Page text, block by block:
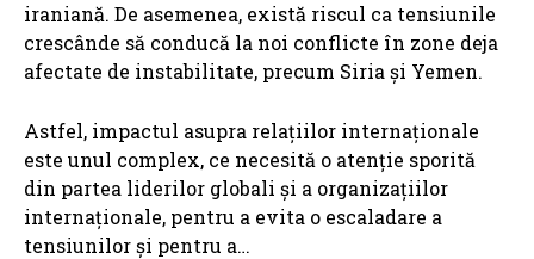
iraniană. De asemenea, există riscul ca tensiunile
crescânde să conducă la noi conflicte în zone deja
afectate de instabilitate, precum Siria și Yemen.
Astfel, impactul asupra relațiilor internaționale
este unul complex, ce necesită o atenție sporită
din partea liderilor globali și a organizațiilor
internaționale, pentru a evita o escaladare a
tensiunilor și pentru a…